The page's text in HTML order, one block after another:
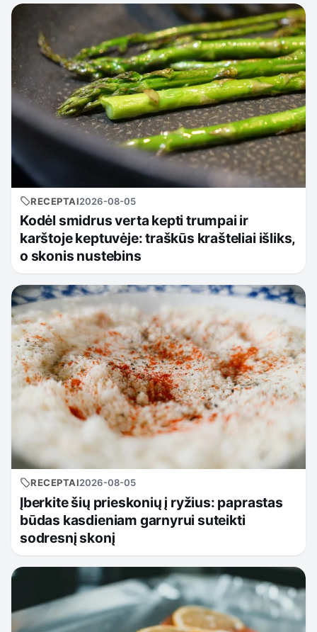
RECEPTAI2026-08-05
Kodėl smidrus verta kepti trumpai ir
karštoje keptuvėje: traškūs krašteliai išliks,
o skonis nustebins
RECEPTAI2026-08-05
Įberkite šių prieskonių į ryžius: paprastas
būdas kasdieniam garnyrui suteikti
sodresnį skonį